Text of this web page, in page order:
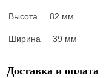
Высота 82 мм
Ширина 39 мм
Доставка и оплата